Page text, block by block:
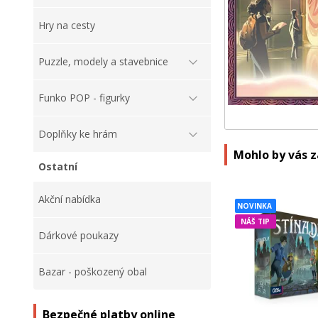
Hry na cesty
Puzzle, modely a stavebnice
Funko POP - figurky
Doplňky ke hrám
Ostatní
Akční nabídka
Dárkové poukazy
Bazar - poškozený obal
Bezpečné platby online
Mohlo by vás
NOVINKA
NÁŠ TIP